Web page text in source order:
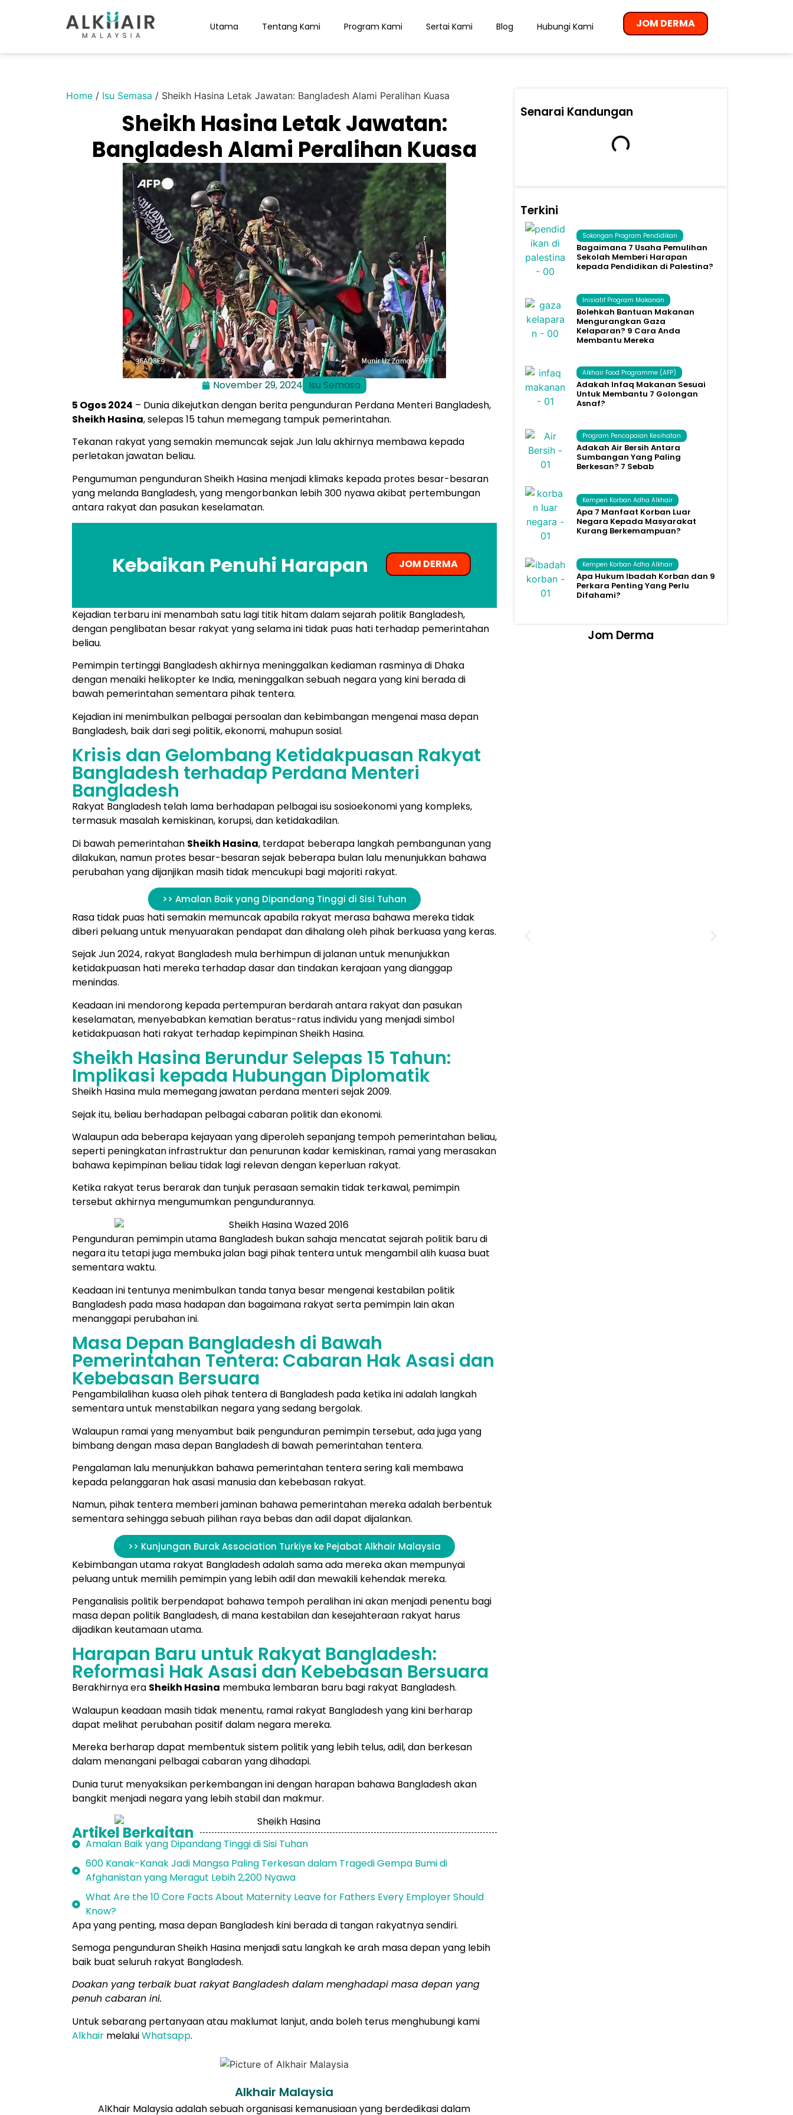
Utama Tentang Kami Program Kami Sertai Kami Blog Hubungi Kami JOM DERMA
Home / Isu Semasa / Sheikh Hasina Letak Jawatan: Bangladesh Alami Peralihan Kuasa
Sheikh Hasina Letak Jawatan:
Bangladesh Alami Peralihan Kuasa
November 29, 2024 Isu Semasa
5 Ogos 2024 – Dunia dikejutkan dengan berita pengunduran Perdana Menteri Bangladesh,
Sheikh Hasina, selepas 15 tahun memegang tampuk pemerintahan.
Tekanan rakyat yang semakin memuncak sejak Jun lalu akhirnya membawa kepada
perletakan jawatan beliau.
Pengumuman pengunduran Sheikh Hasina menjadi klimaks kepada protes besar-besaran
yang melanda Bangladesh, yang mengorbankan lebih 300 nyawa akibat pertembungan
antara rakyat dan pasukan keselamatan.
Kebaikan Penuhi Harapan JOM DERMA
Kejadian terbaru ini menambah satu lagi titik hitam dalam sejarah politik Bangladesh,
dengan penglibatan besar rakyat yang selama ini tidak puas hati terhadap pemerintahan
beliau.
Pemimpin tertinggi Bangladesh akhirnya meninggalkan kediaman rasminya di Dhaka
dengan menaiki helikopter ke India, meninggalkan sebuah negara yang kini berada di
bawah pemerintahan sementara pihak tentera.
Kejadian ini menimbulkan pelbagai persoalan dan kebimbangan mengenai masa depan
Bangladesh, baik dari segi politik, ekonomi, mahupun sosial.
Krisis dan Gelombang Ketidakpuasan Rakyat
Bangladesh terhadap Perdana Menteri
Bangladesh
Rakyat Bangladesh telah lama berhadapan pelbagai isu sosioekonomi yang kompleks,
termasuk masalah kemiskinan, korupsi, dan ketidakadilan.
Di bawah pemerintahan Sheikh Hasina, terdapat beberapa langkah pembangunan yang
dilakukan, namun protes besar-besaran sejak beberapa bulan lalu menunjukkan bahawa
perubahan yang dijanjikan masih tidak mencukupi bagi majoriti rakyat.
>> Amalan Baik yang Dipandang Tinggi di Sisi Tuhan
Rasa tidak puas hati semakin memuncak apabila rakyat merasa bahawa mereka tidak
diberi peluang untuk menyuarakan pendapat dan dihalang oleh pihak berkuasa yang keras.
Sejak Jun 2024, rakyat Bangladesh mula berhimpun di jalanan untuk menunjukkan
ketidakpuasan hati mereka terhadap dasar dan tindakan kerajaan yang dianggap
menindas.
Keadaan ini mendorong kepada pertempuran berdarah antara rakyat dan pasukan
keselamatan, menyebabkan kematian beratus-ratus individu yang menjadi simbol
ketidakpuasan hati rakyat terhadap kepimpinan Sheikh Hasina.
Sheikh Hasina Berundur Selepas 15 Tahun:
Implikasi kepada Hubungan Diplomatik
Sheikh Hasina mula memegang jawatan perdana menteri sejak 2009.
Sejak itu, beliau berhadapan pelbagai cabaran politik dan ekonomi.
Walaupun ada beberapa kejayaan yang diperoleh sepanjang tempoh pemerintahan beliau,
seperti peningkatan infrastruktur dan penurunan kadar kemiskinan, ramai yang merasakan
bahawa kepimpinan beliau tidak lagi relevan dengan keperluan rakyat.
Ketika rakyat terus berarak dan tunjuk perasaan semakin tidak terkawal, pemimpin
tersebut akhirnya mengumumkan pengundurannya.
Pengunduran pemimpin utama Bangladesh bukan sahaja mencatat sejarah politik baru di
negara itu tetapi juga membuka jalan bagi pihak tentera untuk mengambil alih kuasa buat
sementara waktu.
Keadaan ini tentunya menimbulkan tanda tanya besar mengenai kestabilan politik
Bangladesh pada masa hadapan dan bagaimana rakyat serta pemimpin lain akan
menanggapi perubahan ini.
Masa Depan Bangladesh di Bawah
Pemerintahan Tentera: Cabaran Hak Asasi dan
Kebebasan Bersuara
Pengambilalihan kuasa oleh pihak tentera di Bangladesh pada ketika ini adalah langkah
sementara untuk menstabilkan negara yang sedang bergolak.
Walaupun ramai yang menyambut baik pengunduran pemimpin tersebut, ada juga yang
bimbang dengan masa depan Bangladesh di bawah pemerintahan tentera.
Pengalaman lalu menunjukkan bahawa pemerintahan tentera sering kali membawa
kepada pelanggaran hak asasi manusia dan kebebasan rakyat.
Namun, pihak tentera memberi jaminan bahawa pemerintahan mereka adalah berbentuk
sementara sehingga sebuah pilihan raya bebas dan adil dapat dijalankan.
>> Kunjungan Burak Association Turkiye ke Pejabat Alkhair Malaysia
Kebimbangan utama rakyat Bangladesh adalah sama ada mereka akan mempunyai
peluang untuk memilih pemimpin yang lebih adil dan mewakili kehendak mereka.
Penganalisis politik berpendapat bahawa tempoh peralihan ini akan menjadi penentu bagi
masa depan politik Bangladesh, di mana kestabilan dan kesejahteraan rakyat harus
dijadikan keutamaan utama.
Harapan Baru untuk Rakyat Bangladesh:
Reformasi Hak Asasi dan Kebebasan Bersuara
Berakhirnya era Sheikh Hasina membuka lembaran baru bagi rakyat Bangladesh.
Walaupun keadaan masih tidak menentu, ramai rakyat Bangladesh yang kini berharap
dapat melihat perubahan positif dalam negara mereka.
Mereka berharap dapat membentuk sistem politik yang lebih telus, adil, dan berkesan
dalam menangani pelbagai cabaran yang dihadapi.
Dunia turut menyaksikan perkembangan ini dengan harapan bahawa Bangladesh akan
bangkit menjadi negara yang lebih stabil dan makmur.
Artikel Berkaitan
Amalan Baik yang Dipandang Tinggi di Sisi Tuhan
600 Kanak-Kanak Jadi Mangsa Paling Terkesan dalam Tragedi Gempa Bumi di
Afghanistan yang Meragut Lebih 2,200 Nyawa
What Are the 10 Core Facts About Maternity Leave for Fathers Every Employer Should
Know?
Apa yang penting, masa depan Bangladesh kini berada di tangan rakyatnya sendiri.
Semoga pengunduran Sheikh Hasina menjadi satu langkah ke arah masa depan yang lebih
baik buat seluruh rakyat Bangladesh.
Doakan yang terbaik buat rakyat Bangladesh dalam menghadapi masa depan yang
penuh cabaran ini.
Untuk sebarang pertanyaan atau maklumat lanjut, anda boleh terus menghubungi kami
Alkhair melaluiWhatsapp.
Alkhair Malaysia
AlKhair Malaysia adalah sebuah organisasi kemanusiaan yang berdedikasi dalam
Senarai Kandungan
Terkini
Sokongan Program Pendidikan
Bagaimana 7 Usaha Pemulihan
Sekolah Memberi Harapan
kepada Pendidikan di Palestina?
Inisiatif Program Makanan
Bolehkah Bantuan Makanan
Mengurangkan Gaza
Kelaparan? 9 Cara Anda
Membantu Mereka
Alkhair Food Programme (AFP)
Adakah Infaq Makanan Sesuai
Untuk Membantu 7 Golongan
Asnaf?
Program Pencapaian Kesihatan
Adakah Air Bersih Antara
Sumbangan Yang Paling
Berkesan? 7 Sebab
Kempen Korban Adha Alkhair
Apa 7 Manfaat Korban Luar
Negara Kepada Masyarakat
Kurang Berkemampuan?
Kempen Korban Adha Alkhair
Apa Hukum Ibadah Korban dan 9
Perkara Penting Yang Perlu
Difahami?
Jom Derma